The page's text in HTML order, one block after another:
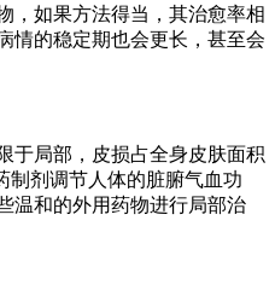
，如果方法得当，其治愈率相
情的稳定期也会更长，甚至会
于局部，皮损占全身皮肤面积
制剂调节人体的脏腑气血功
温和的外用药物进行局部治